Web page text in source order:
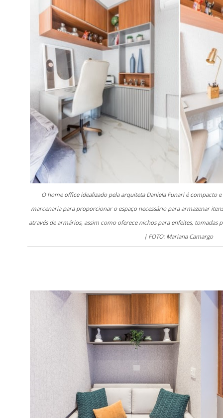
O home office idealizado pela arquiteta Daniela Funari é compacto
marcenaria para proporcionar o espaço necessário para armazenar
através de armários, assim como oferece nichos para enfeites, tomadas
| FOTO: Mariana Camargo